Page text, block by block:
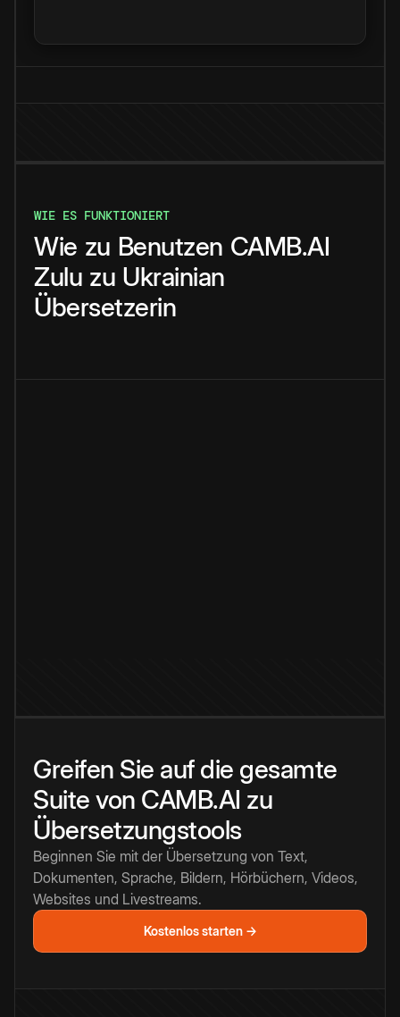
WIE ES FUNKTIONIERT
Wie zu Benutzen CAMB.AI
Zulu zu Ukrainian
Übersetzerin
Greifen Sie auf die gesamte
Suite von CAMB.AI zu
Übersetzungstools
Beginnen Sie mit der Übersetzung von Text,
Dokumenten, Sprache, Bildern, Hörbüchern, Videos,
Websites und Livestreams.
Kostenlos starten →